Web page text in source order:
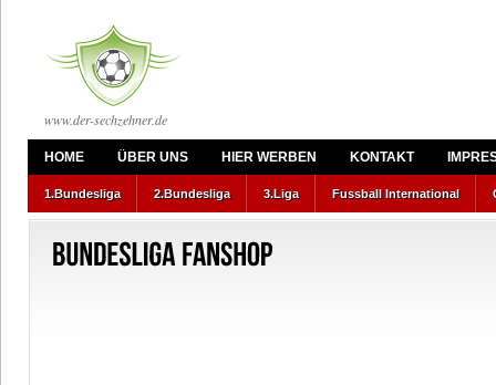
www.der-sechzehner.de
HOME ÜBER UNS HIER WERBEN KONTAKT
1.Bundesliga 2.Bundesliga 3.Liga Fussball International